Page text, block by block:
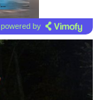
powered by